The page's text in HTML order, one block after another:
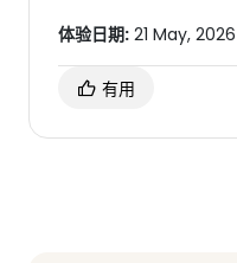
体验日期: 21 May, 2026
有用